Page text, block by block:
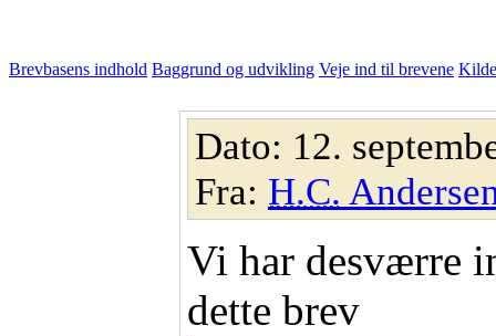
Brevbasens indhold Baggrund og udvikling Veje ind til brevene
Dato: 12.
Fra: H.C.
Vi har desværre
dette brev